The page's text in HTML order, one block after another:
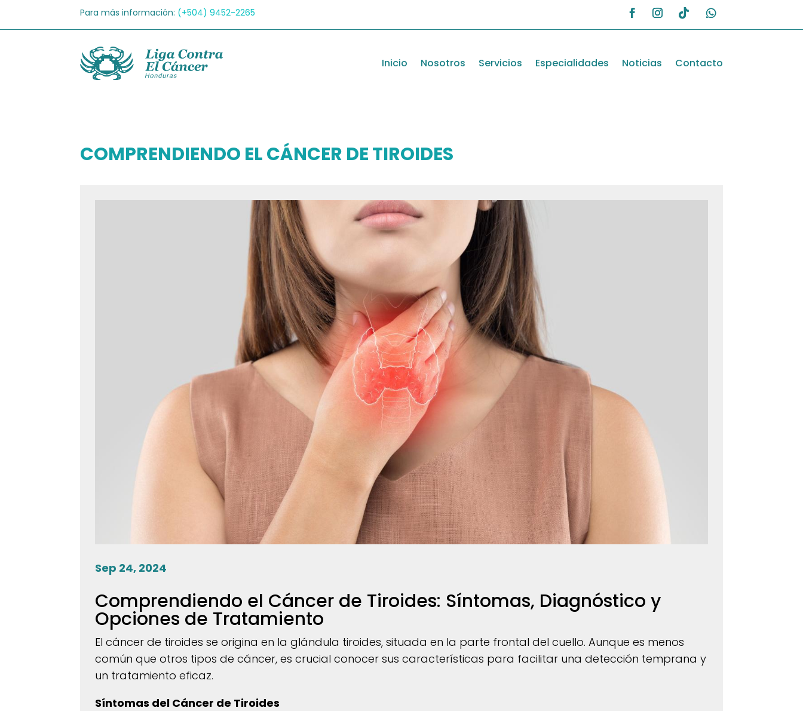
Para más información: (+504)9452-2265
Inicio Nosotros Servicios Especialidades Noticias Contacto
COMPRENDIENDO EL CÁNCER DE TIROIDES
Sep 24, 2024
Comprendiendo el Cáncer de Tiroides: Síntomas, Diagnóstico y
Opciones de Tratamiento
El cáncer de tiroides se origina en la glándula tiroides, situada en la parte frontal del cuello. Aunque es menos
común que otros tipos de cáncer, es crucial conocer sus características para facilitar una detección temprana y
un tratamiento eficaz.
Síntomas del Cáncer de Tiroides